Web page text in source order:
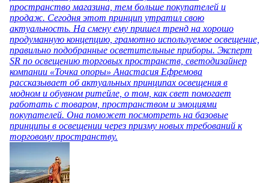
пространство магазина, тем больше покупателей и
продаж. Сегодня этот принцип утратил свою
актуальность. На смену ему пришел тренд на хорошо
продуманную концепцию, грамотно используемое освещение,
правильно подобранные осветительные приборы. Эксперт
SR по освещению торговых пространств, светодизайнер
компании «Точка опоры» Анастасия Ефремова
рассказывает об актуальных принципах освещения в
модном и обувном ритейле, о том, как свет помогает
работать с товаром, пространством и эмоциями
покупателей. Она поможет посмотреть на базовые
принципы в освещении через призму новых требований к
торговому пространству.